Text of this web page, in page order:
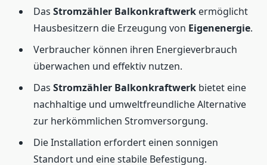
Das Stromzähler Balkonkraftwerk ermöglicht
Hausbesitzern die Erzeugung von Eigenenergie.
Verbraucher können ihren Energieverbrauch
überwachen und effektiv nutzen.
Das Stromzähler Balkonkraftwerk bietet eine
nachhaltige und umweltfreundliche Alternative
zur herkömmlichen Stromversorgung.
Die Installation erfordert einen sonnigen
Standort und eine stabile Befestigung.